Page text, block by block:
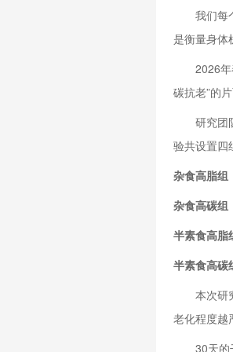
我们每
是衡量身体
2026
碳抗老”的
研究团
验共设置四
杂食高脂组
杂食高碳组
半素食高脂
半素食高碳
本次研
老化程度越
30天的